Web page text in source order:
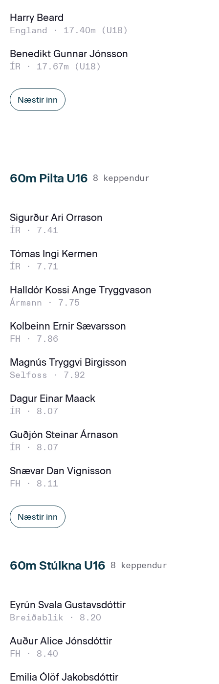
Harry Beard
England · 17.40m (U18)
Benedikt Gunnar Jónsson
ÍR · 17.67m (U18)
Næstir inn
60m Pilta U16 8 keppendur
Sigurður Ari Orrason
ÍR · 7.41
Tómas Ingi Kermen
ÍR · 7.71
Halldór Kossi Ange Tryggvason
Ármann · 7.75
Kolbeinn Ernir Sævarsson
FH · 7.86
Magnús Tryggvi Birgisson
Selfoss · 7.92
Dagur Einar Maack
ÍR · 8.07
Guðjón Steinar Árnason
ÍR · 8.07
Snævar Dan Vignisson
FH · 8.11
Næstir inn
60m Stúlkna U16 8 keppendur
Eyrún Svala Gustavsdóttir
Breiðablik · 8.20
Auður Alice Jónsdóttir
FH · 8.40
Emilia Ólöf Jakobsdóttir